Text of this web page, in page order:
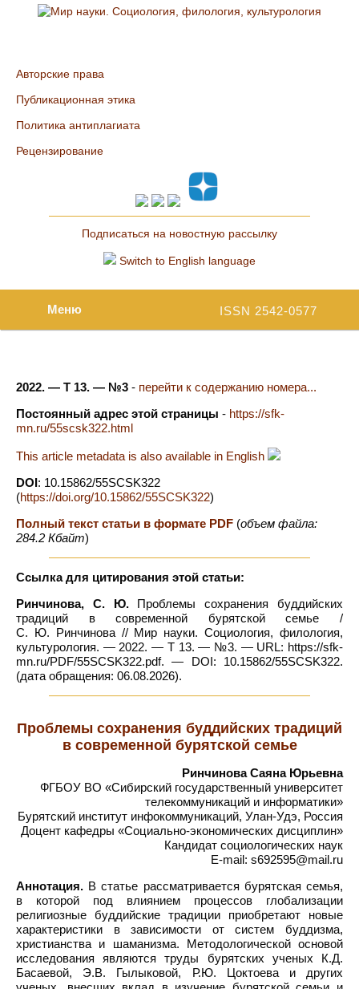
Авторские права
Публикационная этика
Политика антиплагиата
Рецензирование
Подписаться на новостную рассылку
Switch to English language
ISSN 2542-0577
Меню
2022. — Т 13. — №3 - перейти к содержанию номера...
Постоянный адрес этой страницы - https://sfk-
mn.ru/55scsk322.html
This article metadata is also available in English
DOI: 10.15862/55SCSK322
(https://doi.org/10.15862/55SCSK322)
Полный текст статьи в формате PDF (объем файла:
284.2 Кбайт)
Ссылка для цитирования этой статьи:
Ринчинова, С. Ю.Проблемы сохранения буддийских
традиций в современной бурятской семье /
С. Ю. Ринчинова // Мир науки. Социология, филология,
культурология. — 2022. — Т 13. — №3. — URL: https://sfk-
mn.ru/PDF/55SCSK322.pdf. — DOI: 10.15862/55SCSK322.
(дата обращения: 06.08.2026).
Проблемы сохранения буддийских традиций
в современной бурятской семье
Ринчинова Саяна Юрьевна
ФГБОУ ВО «Сибирский государственный университет
телекоммуникаций и информатики»
Бурятский институт инфокоммуникаций, Улан-Удэ, Россия
Доцент кафедры «Социально-экономических дисциплин»
Кандидат социологических наук
E-mail: s692595@mail.ru
Аннотация. В статье рассматривается бурятская семья,
в которой под влиянием процессов глобализации
религиозные буддийские традиции приобретают новые
характеристики в зависимости от систем буддизма,
христианства и шаманизма. Методологической основой
исследования являются труды бурятских ученых К.Д.
Басаевой, Э.В. Гылыковой, Р.Ю. Цоктоева и других